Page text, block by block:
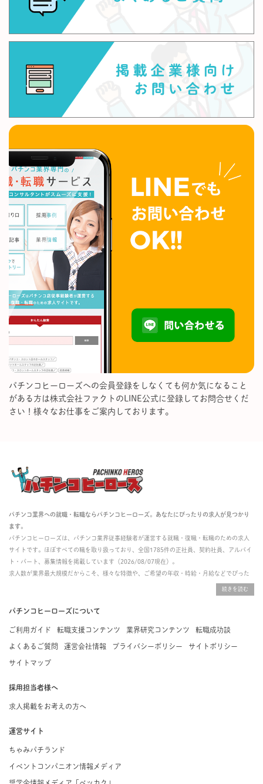
パチンコヒーローズへの会員登録をしなくても何か気になること
がある方は株式会社ファクトのLINE公式に登録してお問合せくだ
さい！様々なお仕事をご案内しております。
パチンコ業界への就職・転職ならパチンコヒーローズ。あなたにぴったりの求人が見つかり
ます。
パチンコヒーローズは、パチンコ業界従事経験者が運営する就職・復職・転職のための求人
サイトです。ほぼすべての職を取り扱っており、全国1785件の正社員、契約社員、アルバイ
ト・パート、募集情報を掲載しています（2026/08/07現在）。
求人数が業界最大規模だからこそ、様々な特徴や、ご希望の年収・時給・月給などでぴった
りな求人を探すことができ、ご利用者の約96%の方に「満足」とお答えいただいています。
掲載している求人は、すべて契約法人様から寄せられた正規の求人情報です。応募いただい
た内容はすぐに直接事業所に届くためスムーズに転職・復職できます。
パチンコヒーローズについて
ご利用ガイド 転職支援コンテンツ 業界研究コンテンツ 転職成功談
よくあるご質問 運営会社情報 プライバシーポリシー サイトポリシー
サイトマップ
採用担当者様へ
求人掲載をお考えの方へ
運営サイト
ちゃみパチランド
イベントコンパニオン情報メディア